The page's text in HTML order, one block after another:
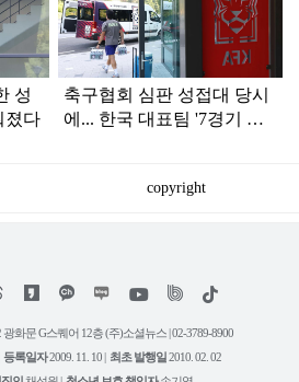
성
졌다
축구협회 심판 성접대 당시
에... 한국 대표팀 '7경기 무
copyright
위
트
유
틱
화문 G스퀘어 12층 (주)소셜뉴스 | 02-3789-8900
등록일자2009. 11. 10 | 최초 발행일2010. 02. 02